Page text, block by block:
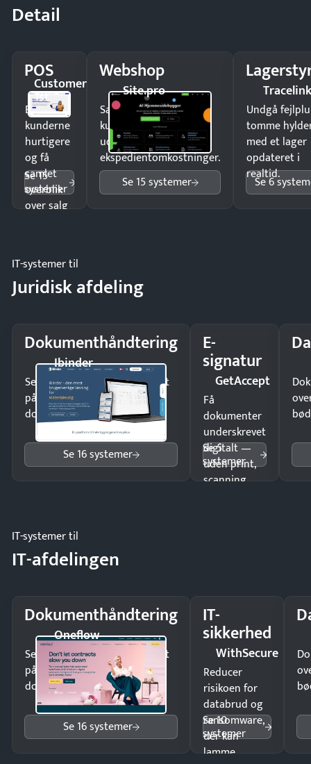
Detail
POS
Customer
1st
Ekspedér
kunderne
hurtigere
og få
samlet
overblik
over salg
Se 15
systemer
Webshop
Site.pro
Sælg produkter 24/7 til
kunder i hele landet
uden
ekspedientomkostninger.
Se 15 systemer
Undgå
tomme
med et lager
opdateret i
realtid.
Se 6
IT-systemer til
Juridisk afdeling
Dokumenthåndtering
Ibinder
Send kontrakter til underskrift
på minutter og mist ingen
dokumenter.
Se 16 systemer
E-
signatur
GetAccept
Få
dokumenter
underskrevet
digitalt —
uden print,
scanning
Se 5
systemer
IT-systemer til
IT-afdelingen
Dokumenthåndtering
Oneflow
Send kontrakter til underskrift
på minutter og mist ingen
dokumenter.
Se 16 systemer
IT-
sikkerhed
WithSecure
Reducer
risikoen for
databrud og
ransomware,
der kan
lamme
Se 10
systemer